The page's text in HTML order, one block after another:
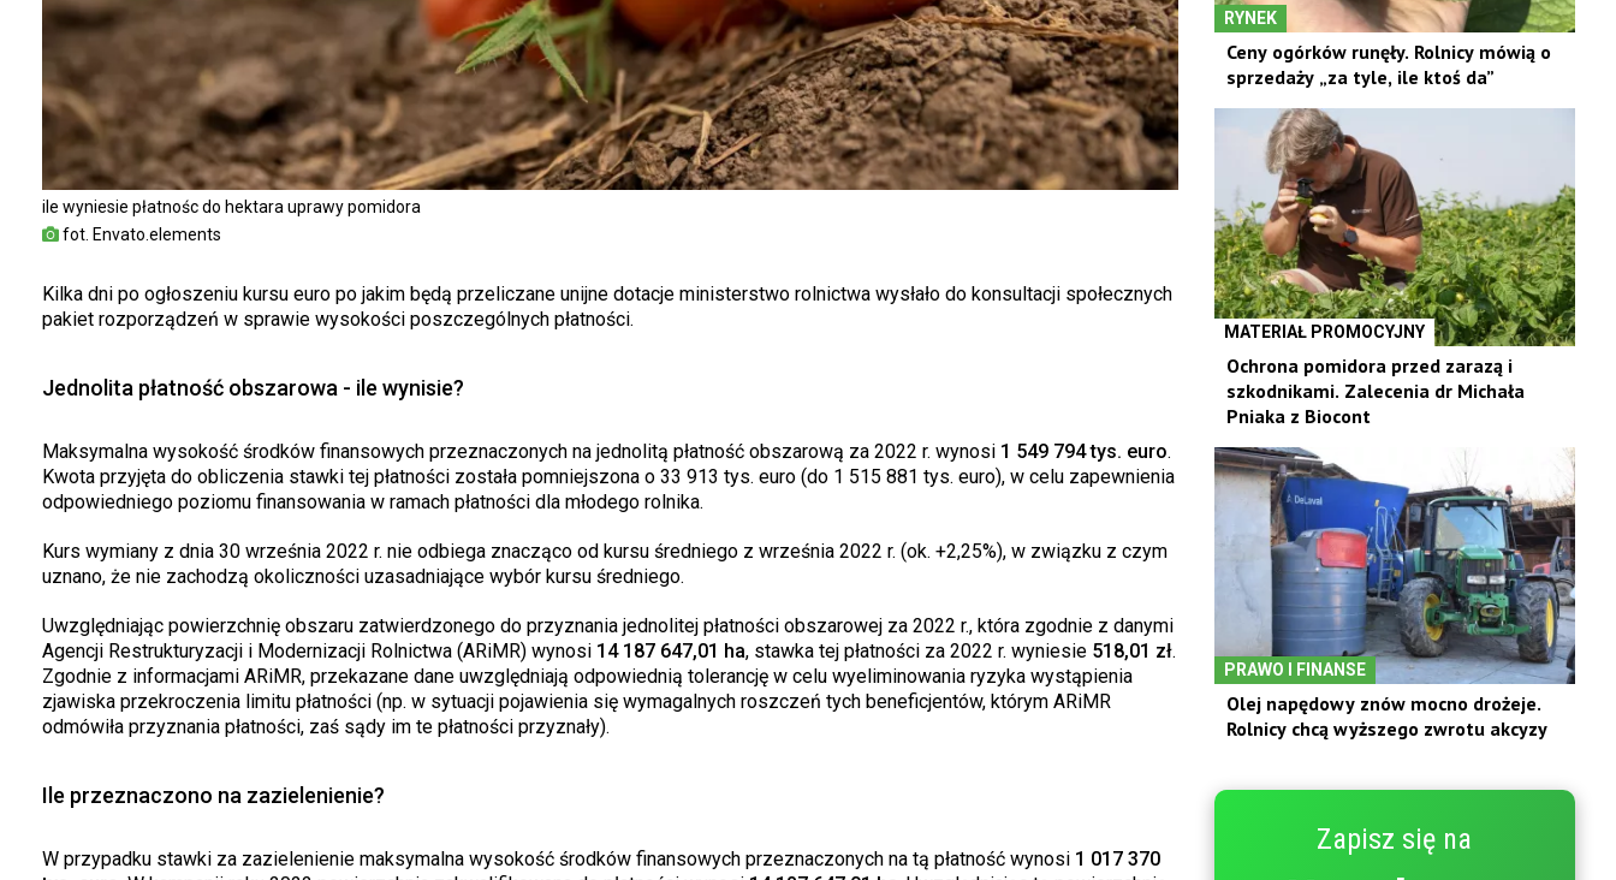
ile wyniesie płatnośc do hektara uprawy pomidora
fot. Envato.elements
Kilka dni po ogłoszeniu kursu euro po jakim będą przeliczane unijne dotacje ministerstwo rolnictwa wysłało do konsultacji społecznych
pakiet rozporządzeń w sprawie wysokości poszczególnych płatności.
Jednolita płatność obszarowa - ile wynisie?
Maksymalna wysokość środków finansowych przeznaczonych na jednolitą płatność obszarową za 2022 r. wynosi 1 549 794 tys. euro.
Kwota przyjęta do obliczenia stawki tej płatności została pomniejszona o 33 913 tys. euro (do 1 515 881 tys. euro), w celu zapewnienia
odpowiedniego poziomu finansowania w ramach płatności dla młodego rolnika.
Kurs wymiany z dnia 30 września 2022 r. nie odbiega znacząco od kursu średniego z września 2022 r. (ok. +2,25%), w związku z czym
uznano, że nie zachodzą okoliczności uzasadniające wybór kursu średniego.
Uwzględniając powierzchnię obszaru zatwierdzonego do przyznania jednolitej płatności obszarowej za 2022 r., która zgodnie z danymi
Agencji Restrukturyzacji i Modernizacji Rolnictwa (ARiMR) wynosi 14 187 647,01 ha, stawka tej płatności za 2022 r. wyniesie 518,01 zł.
Zgodnie z informacjami ARiMR, przekazane dane uwzględniają odpowiednią tolerancję w celu wyeliminowania ryzyka wystąpienia
zjawiska przekroczenia limitu płatności (np. w sytuacji pojawienia się wymagalnych roszczeń tych beneficjentów, którym ARiMR
odmówiła przyznania płatności, zaś sądy im te płatności przyznały).
Ile przeznaczono na zazielenienie?
W przypadku stawki za zazielenienie maksymalna wysokość środków finansowych przeznaczonych na tą płatność wynosi 1 017 370
RYNEK
Ceny ogórków runęły. Rolnicy mówią o
sprzedaży „za tyle, ile ktoś da”
MATERIAŁ PROMOCYJNY
Ochrona pomidora przed zarazą i
szkodnikami. Zalecenia dr Michała
Pniaka z Biocont
PRAWO I FINANSE
Olej napędowy znów mocno drożeje.
Rolnicy chcą wyższego zwrotu akcyzy
Zapisz się na